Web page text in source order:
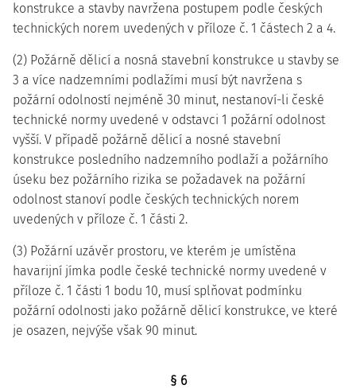
konstrukce a stavby navržena postupem podle českých
technických norem uvedených v příloze č. 1 částech 2 a 4.
(2) Požárně dělicí a nosná stavební konstrukce u stavby se
3 a více nadzemními podlažími musí být navržena s
požární odolností nejméně 30 minut, nestanoví-li české
technické normy uvedené v odstavci 1 požární odolnost
vyšší. V případě požárně dělicí a nosné stavební
konstrukce posledního nadzemního podlaží a požárního
úseku bez požárního rizika se požadavek na požární
odolnost stanoví podle českých technických norem
uvedených v příloze č. 1 části 2.
(3) Požární uzávěr prostoru, ve kterém je umístěna
havarijní jímka podle české technické normy uvedené v
příloze č. 1 části 1 bodu 10, musí splňovat podmínku
požární odolnosti jako požárně dělicí konstrukce, ve které
je osazen, nejvýše však 90 minut.
§ 6